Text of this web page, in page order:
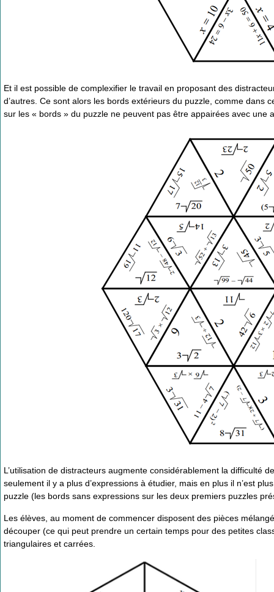
Et il est possible de complexifier le travail en proposant des
d’autres. Ce sont alors les bords extérieurs du puzzle, comme dans
sur les « bords » du puzzle ne peuvent pas être appairées avec une
L’utilisation de distracteurs augmente considérablement la difficulté
seulement il y a plus d’expressions à étudier, mais en plus il n’est
puzzle (les bords sans expressions sur les deux premiers puzzles
Les élèves, au moment de commencer disposent des pièces
découper (ce qui peut prendre un certain temps pour des petites
triangulaires et carrées.